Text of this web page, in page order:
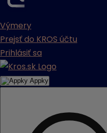
Výmery
Prejsť do KROS účtu
Prihlásiť sa
Appky